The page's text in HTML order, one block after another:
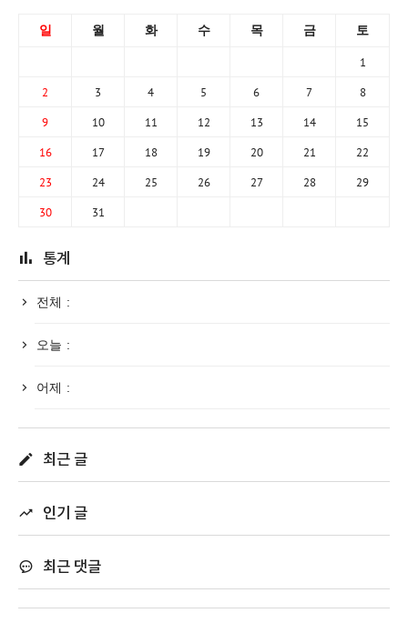
일 월 화 수 목 금 토
1
2 3 4 5 6 7 8
9 10 11 12 13 14 15
16 17 18 19 20 21 22
23 24 25 26 27 28 29
30 31
통계
전체 :
오늘 :
어제 :
최근 글
인기 글
최근 댓글